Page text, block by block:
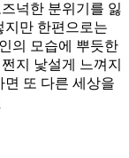
넉한 분위기를 잃
지만 한편으로는
의 모습에 뿌듯한
지 낯설게 느껴지
면 또 다른 세상을